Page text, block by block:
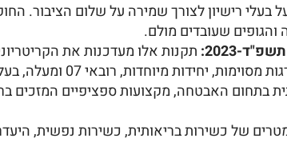
בעלי רישיון לצורך שמירה על שלום הציבור.
שעובדים מולם.
2023:
תקנות אלו מעדכנות את
פרטי. הקריטריונים כוללים מגורים בישוב זכאי, עבודה
בתחום האבטחה, מקצועות ספציפיים המזכים
של כשירות בריאותית, כשירות נפשית,